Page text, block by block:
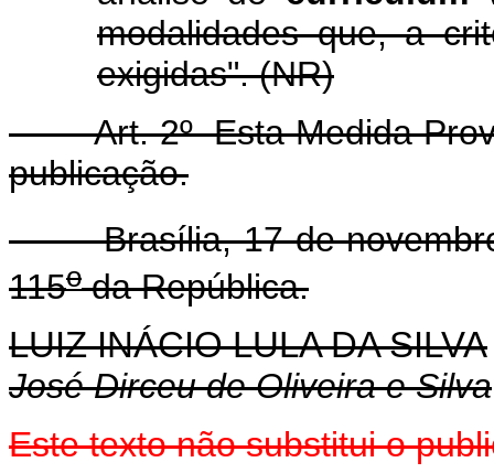
modalidades que, a
exigidas". (NR)
Art. 2º Esta Medida
publicação.
Brasília, 17 de novembro
115oda República.
LUIZ INÁCIO LULA DA SILVA
José Dirceu de Oliveira e Silva
Este texto não substitui o